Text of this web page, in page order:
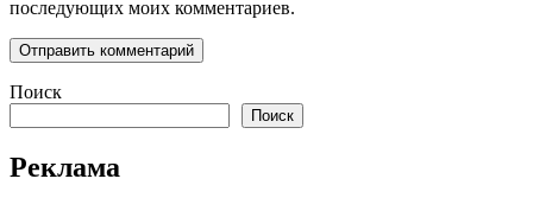
последующих моих комментариев.
Поиск
Поиск
Реклама